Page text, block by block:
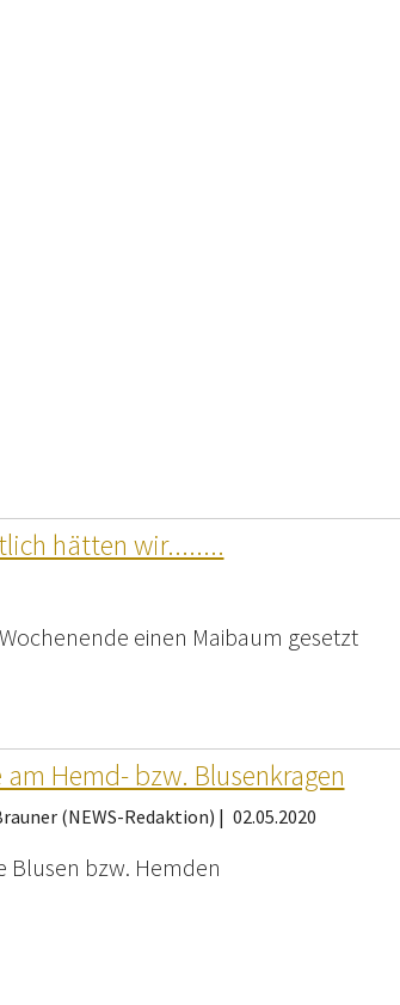
hätten wir........
einen Maibaum gesetzt
Hemd- bzw. Blusenkragen
(NEWS-Redaktion) | 02.05.2020
Blusen bzw. Hemden